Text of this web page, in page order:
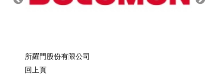
所羅門股份有限公司
回上頁